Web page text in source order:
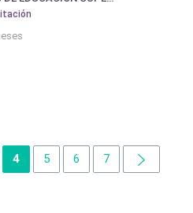
4 5 6 7